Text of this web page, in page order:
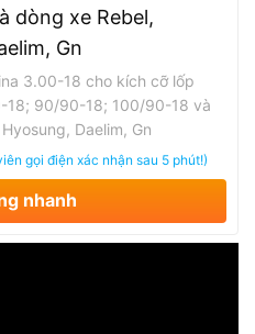
dòng xe Rebel,
Gn
3.00-18 cho kích cỡ lốp
18; 90/90-18; 100/90-18 và
Daelim, Gn
gọi điện xác nhận sau 5 phút!)
nhanh